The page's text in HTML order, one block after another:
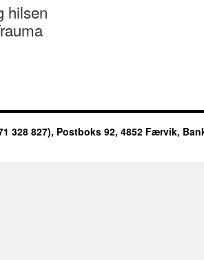
hilsen
328 827), Postboks 92, 4852 Færvik,